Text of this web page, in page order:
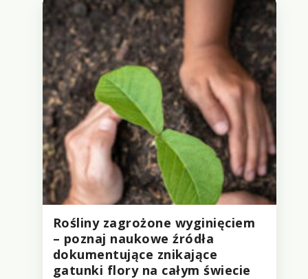
Rośliny zagrożone wyginięciem
– poznaj naukowe źródła
dokumentujące znikające
gatunki flory na całym świecie